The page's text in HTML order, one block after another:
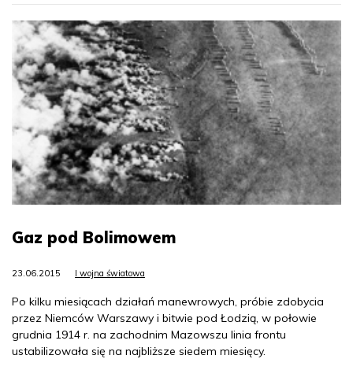
Gaz pod Bolimowem
23.06.2015 I wojna światowa
Po kilku miesiącach działań manewrowych, próbie zdobycia
przez Niemców Warszawy i bitwie pod Łodzią, w połowie
grudnia 1914 r. na zachodnim Mazowszu linia frontu
ustabilizowała się na najbliższe siedem miesięcy.